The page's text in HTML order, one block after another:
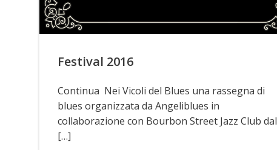
Festival 2016
Continua Nei Vicoli del Blues una rassegna di
blues organizzata da Angeliblues in
collaborazione con Bourbon Street Jazz Club dal
[…]